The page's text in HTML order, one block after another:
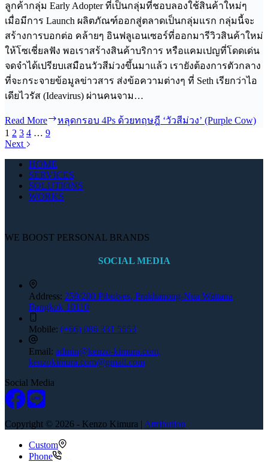
ลูกค้ากลุ่ม Early Adopter ที่เป็นกลุ่มที่ชอบลองใช้สินค้าใหม่ๆ
เมื่อมีการ Launch ผลิตภัณฑ์ออกสู่ตลาดเป็นกลุ่มแรก กลุ่มนี้จะ
สร้างการบอกต่อ คล้ายๆ อินฟลูเอนเซอร์ที่ออกมารีวิวสินค้าใหม่
ให้โซเชี่ยลฟัง พอเราสร้างสินค้าบริการ หรือแคมเปญที่โดดเด่น
จดจำได้เปรียบเสมือนวัวสีม่วงขึ้นมาแล้ว เรายังต้องการตัวกลาง
ที่จะกระจายข้อมูลข่าวสาร ส่งข้อความต่างๆ ที่ Seth เรียกว่าไอ
เดียไวรัส (Ideavirus) ผ่านคนจาม…
Read More
หลุดกรอบ 4Ps ด้วยทฤษฎี ‘วัวสีม่วง’ (Purple Cow)
1 2 3 4 … 9
Next
HOME
SERVICES
SOLUTIONS
WORKS
WE BOOST PERSONAL BRANDS
SOCIAL MEDIA
Address: 259/200 Pibulves, Prakhanong-Nua Wattana
Bangkok 10110
Mobile: (+66) 086 331 5553
Email: admin@kenzo-kimura.com,
kenzokimura.com@gmail.com
Social Media
Copyright © 2026 - Kenzo Kimura | Attribution
Custom
Phone